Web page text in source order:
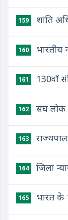
159 शांति
160 भारतीय
161 130वाँ
162 संघ लोक
163
164 जिला
165 भारत के